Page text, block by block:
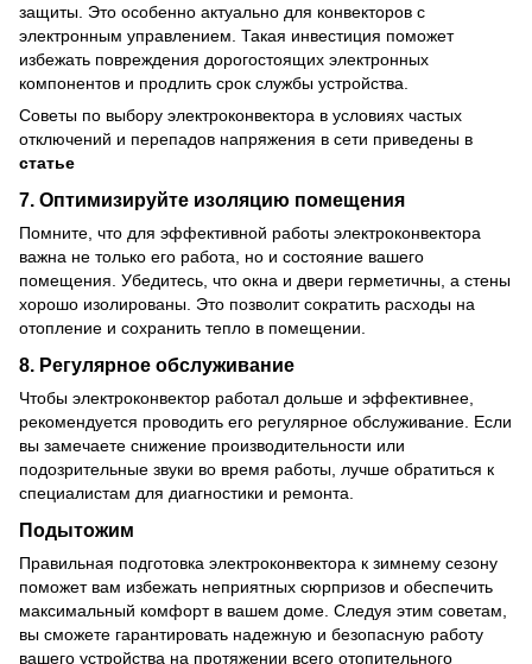
защиты. Это особенно актуально для конвекторов с
электронным управлением. Такая инвестиция поможет
избежать повреждения дорогостоящих электронных
компонентов и продлить срок службы устройства.
Советы по выбору электроконвектора в условиях частых
отключений и перепадов напряжения в сети приведены в
статье
7. Оптимизируйте изоляцию помещения
Помните, что для эффективной работы электроконвектора
важна не только его работа, но и состояние вашего
помещения. Убедитесь, что окна и двери герметичны, а стены
хорошо изолированы. Это позволит сократить расходы на
отопление и сохранить тепло в помещении.
8. Регулярное обслуживание
Чтобы электроконвектор работал дольше и эффективнее,
рекомендуется проводить его регулярное обслуживание. Если
вы замечаете снижение производительности или
подозрительные звуки во время работы, лучше обратиться к
специалистам для диагностики и ремонта.
Подытожим
Правильная подготовка электроконвектора к зимнему сезону
поможет вам избежать неприятных сюрпризов и обеспечить
максимальный комфорт в вашем доме. Следуя этим советам,
вы сможете гарантировать надежную и безопасную работу
вашего устройства на протяжении всего отопительного